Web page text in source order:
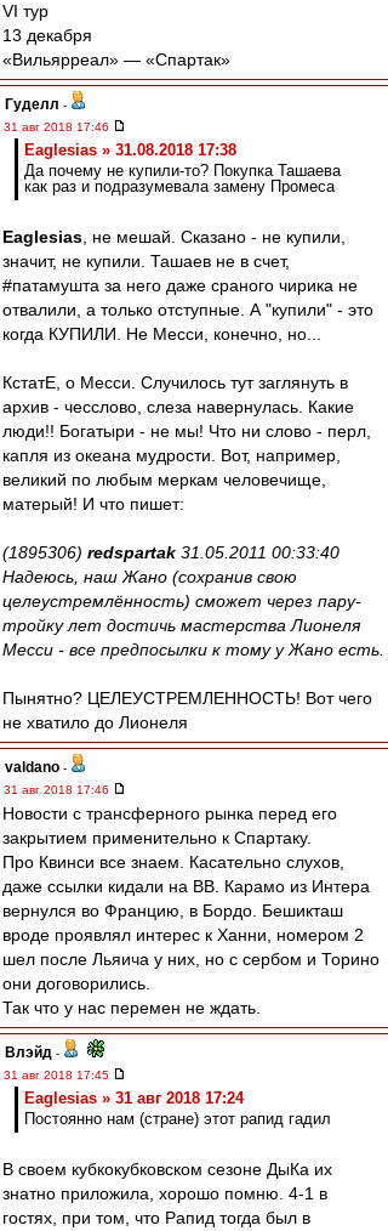
VI тур
13 декабря
«Вильярреал» — «Спартак»
Гуделл -
31 авг 2018 17:46
Eaglesias » 31.08.2018 17:38
Да почему не купили-то? Покупка Ташаева
как раз и подразумевала замену Промеса
Eaglesias , не мешай. Сказано - не купили,
значит, не купили. Ташаев не в счет,
#патамушта за него даже сраного чирика не
отвалили, а только отступные. А "купили" - это
когда КУПИЛИ. Не Месси, конечно, но...
КстатЕ, о Месси. Случилось тут заглянуть в
архив - чесслово, слеза навернулась. Какие
люди!! Богатыри - не мы! Что ни слово - перл,
капля из океана мудрости. Вот, например,
великий по любым меркам человечище,
матерый! И что пишет:
(1895306) redspartak 31.05.2011 00:33:40
Надеюсь, наш Жано (сохранив свою
целеустремлённость) сможет через пару-
тройку лет достичь мастерства Лионеля
Месси - все предпосылки к тому у Жано есть.
Пынятно? ЦЕЛЕУСТРЕМЛЕННОСТЬ! Вот чего
не хватило до Лионеля
valdano -
31 авг 2018 17:46
Новости с трансферного рынка перед его
закрытием применительно к Спартаку.
Про Квинси все знаем. Касательно слухов,
даже ссылки кидали на ВВ. Карамо из Интера
вернулся во Францию, в Бордо. Бешикташ
вроде проявлял интерес к Ханни, номером 2
шел после Льяича у них, но с сербом и Торино
они договорились.
Так что у нас перемен не ждать.
Влэйд -
31 авг 2018 17:45
Eaglesias » 31 авг 2018 17:24
Постоянно нам (стране) этот рапид гадил
В своем кубкокубковском сезоне ДыКа их
знатно приложила, хорошо помню. 4-1 в
гостях, при том, что Рапид тогда был в